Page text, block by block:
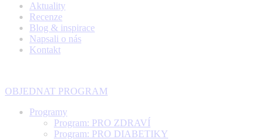
Aktuality
Recenze
Blog & inspirace
Napsali o nás
Kontakt
OBJEDNAT PROGRAM
Programy
Program: PRO ZDRAVÍ
Program: PRO DIABETIKY